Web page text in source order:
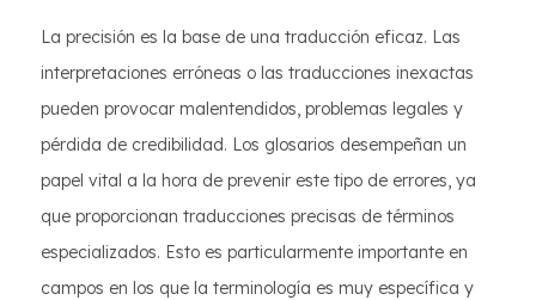
La precisión es la base de una traducción eficaz. Las
interpretaciones erróneas o las traducciones inexactas
pueden provocar malentendidos, problemas legales y
pérdida de credibilidad. Los glosarios desempeñan un
papel vital a la hora de prevenir este tipo de errores, ya
que proporcionan traducciones precisas de términos
especializados. Esto es particularmente importante en
campos en los que la terminología es muy específica y